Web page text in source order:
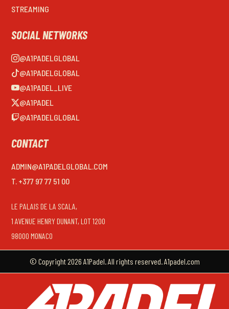
STREAMING
SOCIAL NETWORKS
@A1PADELGLOBAL
@A1PADELGLOBAL
@A1PADEL_LIVE
@A1PADEL
@A1PADELGLOBAL
CONTACT
ADMIN@A1PADELGLOBAL.COM
T. +377 97 77 51 00
LE PALAIS DE LA SCALA,
1 AVENUE HENRY DUNANT, LOT 1200
98000 MONACO
© Copyright 2026 A1Padel. All rights reserved. A1padel.com